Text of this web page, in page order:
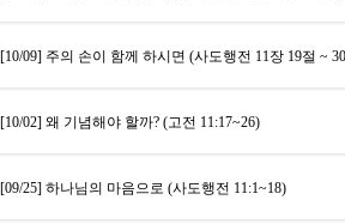
[10/09] 주의 손이 함께 하시면 (사도행전 11장 19절 ~
[10/02] 왜 기념해야 할까? (고전 11:17~26)
[09/25] 하나님의 마음으로 (사도행전 11:1~18)